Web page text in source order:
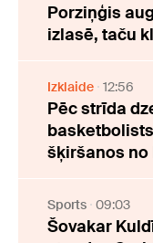
Porziņģis
izlasē, taču
Izklaide 12:56
Pēc strīda
šķiršanos no
Sports 09:03
Šovakar